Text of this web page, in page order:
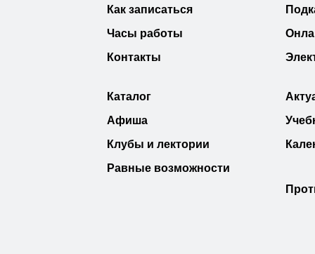
Как записаться
Часы работы
Контакты
Каталог
Афиша
Клубы и лектории
Равные возможности